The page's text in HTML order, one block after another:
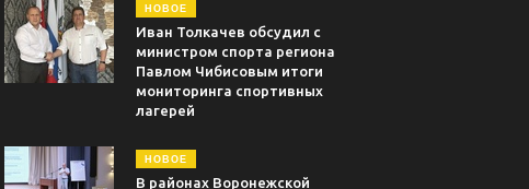
НОВОЕ
Иван Толкачев обсудил с
министром спорта региона
Павлом Чибисовым итоги
мониторинга спортивных
лагерей
НОВОЕ
В районах Воронежской